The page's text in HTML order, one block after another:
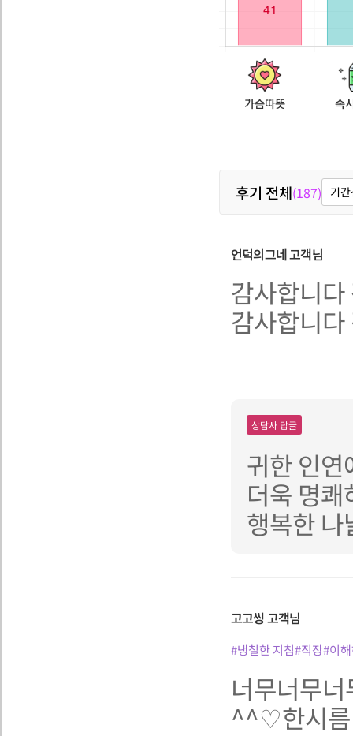
가슴따뜻 속
후기 전체(187) 기
언덕의그네고객님
감사합니
감사합니
상담사 답글
귀한 인
더욱 명
행복한
고고씽고객님
#냉철한 지침#직장#이
너무너무
^^♡한시름